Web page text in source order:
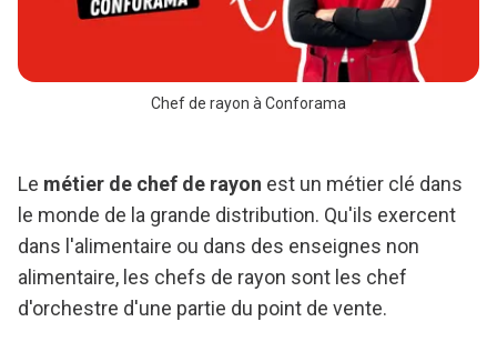
Chef de rayon à Conforama
Le métier de chef de rayon est un métier clé dans
le monde de la grande distribution. Qu'ils exercent
dans l'alimentaire ou dans des enseignes non
alimentaire, les chefs de rayon sont les chef
d'orchestre d'une partie du point de vente.